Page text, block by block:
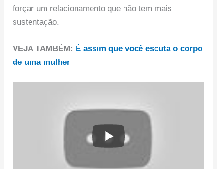
forçar um relacionamento que não tem mais
sustentação.
VEJA TAMBÉM: É assim que você escuta o corpo
de uma mulher